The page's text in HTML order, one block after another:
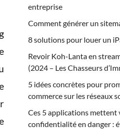
entreprise
Comment générer un
8 solutions pour louer un
Revoir Koh-Lanta en
(2024 – Les Chasseurs
5 idées concrètes pour
commerce sur les réseaux
Ces 5 applications mettent
confidentialité en danger :